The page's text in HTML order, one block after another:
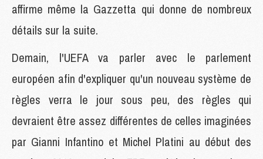
affirme même la Gazzetta qui donne de nombreux
détails sur la suite.
Demain, l'UEFA va parler avec le parlement
européen afin d'expliquer qu'un nouveau système de
règles verra le jour sous peu, des règles qui
devraient être assez différentes de celles imaginées
par Gianni Infantino et Michel Platini au début des